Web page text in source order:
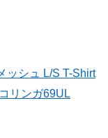
ッシュ L/S T-Shirt
リンガ69UL